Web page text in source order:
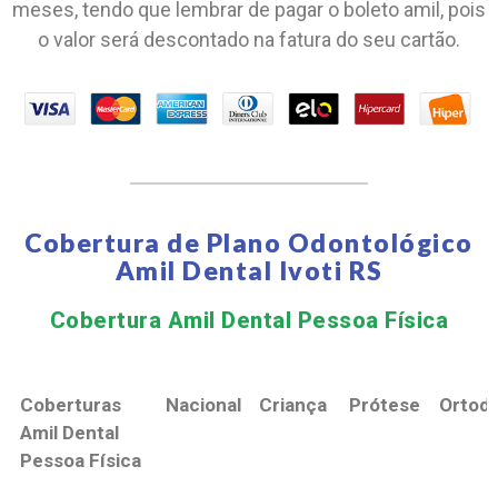
meses, tendo que lembrar de pagar o boleto amil, pois
o valor será descontado na fatura do seu cartão.
Cobertura de Plano Odontológico
Amil Dental Ivoti RS
Cobertura Amil Dental Pessoa Física​
Coberturas
Amil Dental
Pessoa Física
Nacional Criança Prótese